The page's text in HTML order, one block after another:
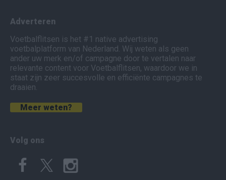
Adverteren
Voetbalflitsen is het #1 native advertising
voetbalplatform van Nederland. Wij weten als geen
ander uw merk en/of campagne door te vertalen naar
relevante content voor Voetbalflitsen, waardoor we in
staat zijn zeer succesvolle en efficiënte campagnes te
draaien.
Meer weten?
Volg ons